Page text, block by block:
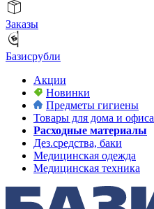
Заказы
Базисрубли
Акции
Новинки
Предметы гигиены
Товары для дома и офиса
Расходные материалы
Дез.средства, баки
Медицинская одежда
Медицинская техника